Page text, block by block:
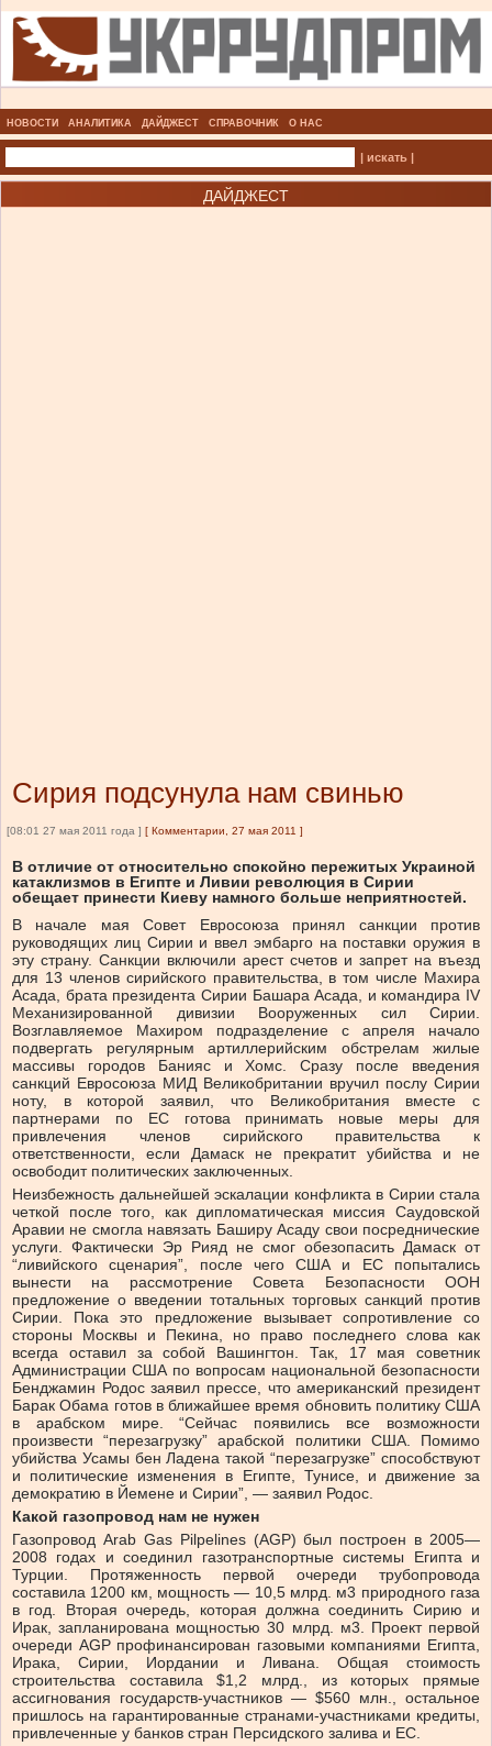
НОВОСТИ АНАЛИТИКА ДАЙДЖЕСТ СПРАВОЧНИК О НАС
| искать |
ДАЙДЖЕСТ
Сирия подсунула нам свинью
[08:01 27 мая 2011 года ] [ Комментарии, 27 мая 2011 ]
В отличие от относительно спокойно пережитых Украиной
катаклизмов в Египте и Ливии революция в Сирии
обещает принести Киеву намного больше неприятностей.
В начале мая Совет Евросоюза принял санкции против
руководящих лиц Сирии и ввел эмбарго на поставки оружия в
эту страну. Санкции включили арест счетов и запрет на въезд
для 13 членов сирийского правительства, в том числе Махира
Асада, брата президента Сирии Башара Асада, и командира IV
Механизированной дивизии Вооруженных сил Сирии.
Возглавляемое Махиром подразделение с апреля начало
подвергать регулярным артиллерийским обстрелам жилые
массивы городов Банияс и Хомс. Сразу после введения
санкций Евросоюза МИД Великобритании вручил послу Сирии
ноту, в которой заявил, что Великобритания вместе с
партнерами по ЕС готова принимать новые меры для
привлечения членов сирийского правительства к
ответственности, если Дамаск не прекратит убийства и не
освободит политических заключенных.
Неизбежность дальнейшей эскалации конфликта в Сирии стала
четкой после того, как дипломатическая миссия Саудовской
Аравии не смогла навязать Баширу Асаду свои посреднические
услуги. Фактически Эр Рияд не смог обезопасить Дамаск от
“ливийского сценария”, после чего США и ЕС попытались
вынести на рассмотрение Совета Безопасности ООН
предложение о введении тотальных торговых санкций против
Сирии. Пока это предложение вызывает сопротивление со
стороны Москвы и Пекина, но право последнего слова как
всегда оставил за собой Вашингтон. Так, 17 мая советник
Администрации США по вопросам национальной безопасности
Бенджамин Родос заявил прессе, что американский президент
Барак Обама готов в ближайшее время обновить политику США
в арабском мире. “Сейчас появились все возможности
произвести “перезагрузку” арабской политики США. Помимо
убийства Усамы бен Ладена такой “перезагрузке” способствуют
и политические изменения в Египте, Тунисе, и движение за
демократию в Йемене и Сирии”, — заявил Родос.
Какой газопровод нам не нужен
Газопровод Arab Gas Рilpelines (AGР) был построен в 2005—
2008 годах и соединил газотранспортные системы Египта и
Турции. Протяженность первой очереди трубопровода
составила 1200 км, мощность — 10,5 млрд. м3 природного газа
в год. Вторая очередь, которая должна соединить Сирию и
Ирак, запланирована мощностью 30 млрд. м3. Проект первой
очереди AGР профинансирован газовыми компаниями Египта,
Ирака, Сирии, Иордании и Ливана. Общая стоимость
строительства составила $1,2 млрд., из которых прямые
ассигнования государств-участников — $560 млн., остальное
пришлось на гарантированные странами-участниками кредиты,
привлеченные у банков стран Персидского залива и ЕС.